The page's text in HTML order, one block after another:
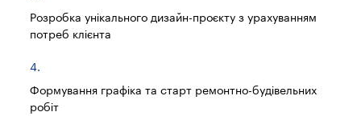
Розробка унікального дизайн-проєкту з урахуванням
потреб клієнта
Формування графіка та старт ремонтно-будівельних
робіт